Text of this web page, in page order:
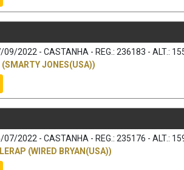
09/2022 - CASTANHA - REG.: 236183 - ALT.:
JONES(USA))
07/2022 - CASTANHA - REG.: 235176 - ALT.:
(WIRED BRYAN(USA))